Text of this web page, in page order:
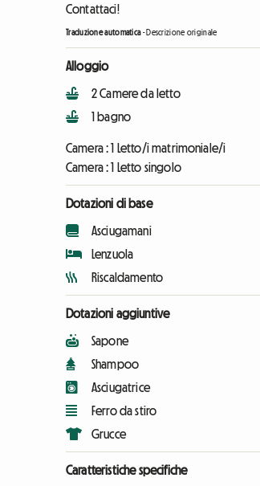
Contattaci!
Traduzione automatica-Descrizione originale
Alloggio
2 Camere da letto
1 bagno
Camera :1 Letto/i matrimoniale/i
Camera :1 Letto singolo
Dotazioni di base
Asciugamani
Lenzuola
Riscaldamento
Dotazioni aggiuntive
Sapone
Shampoo
Asciugatrice
Ferro da stiro
Grucce
Caratteristiche specifiche